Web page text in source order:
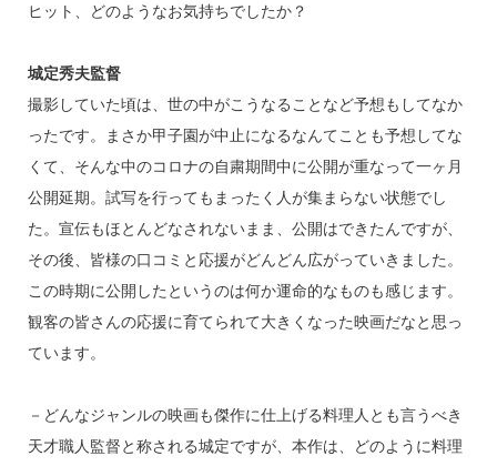
ヒット、どのようなお気持ちでしたか？
城定秀夫監督
撮影していた頃は、世の中がこうなることなど予想もしてなか
ったです。まさか甲子園が中止になるなんてことも予想してな
くて、そんな中のコロナの自粛期間中に公開が重なって一ヶ月
公開延期。試写を行ってもまったく人が集まらない状態でし
た。宣伝もほとんどなされないまま、公開はできたんですが、
その後、皆様の口コミと応援がどんどん広がっていきました。
この時期に公開したというのは何か運命的なものも感じます。
観客の皆さんの応援に育てられて大きくなった映画だなと思っ
ています。
－どんなジャンルの映画も傑作に仕上げる料理人とも言うべき
天才職人監督と称される城定ですが、本作は、どのように料理